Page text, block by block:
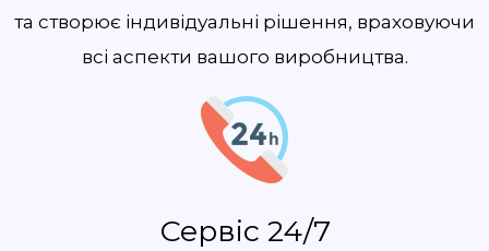
та створює індивідуальні рішення, враховуючи
всі аспекти вашого виробництва.
Сервіс 24/7